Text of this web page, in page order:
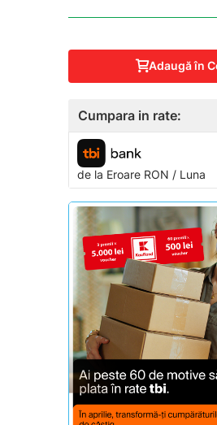
Adaugă în
Cumpara in rate:
de la EroareRON / Luna